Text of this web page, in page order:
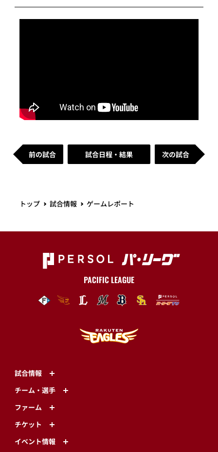
前の試合 試合日程・結果 次の試合
トップ 試合情報 ゲームレポート
PACIFIC LEAGUE
試合情報
チーム・選手
ファーム
チケット
イベント情報